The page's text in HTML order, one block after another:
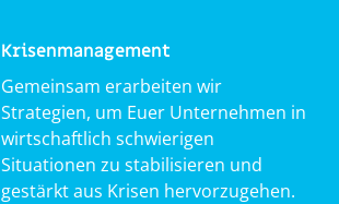
Krisenmanagement
Gemeinsam erarbeiten wir
Strategien, um Euer Unternehmen in
wirtschaftlich schwierigen
Situationen zu stabilisieren und
gestärkt aus Krisen hervorzugehen.